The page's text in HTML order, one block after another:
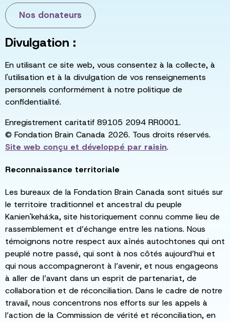
Nos donateurs
Divulgation :
En utilisant ce site web, vous consentez à la collecte, à
l'utilisation et à la divulgation de vos renseignements
personnels conformément à notre politique de
confidentialité.
Enregistrement caritatif 89105 2094 RR0001.
© Fondation Brain Canada 2026. Tous droits réservés.
Site web conçu et développé par raisin.
Reconnaissance territoriale
Les bureaux de la Fondation Brain Canada sont situés sur
le territoire traditionnel et ancestral du peuple
Kanien'kehá:ka, site historiquement connu comme lieu de
rassemblement et d’échange entre les nations. Nous
témoignons notre respect aux aînés autochtones qui ont
peuplé notre passé, qui sont à nos côtés aujourd’hui et
qui nous accompagneront à l’avenir, et nous engageons
à aller de l’avant dans un esprit de partenariat, de
collaboration et de réconciliation. Dans le cadre de notre
travail, nous concentrons nos efforts sur les appels à
l’action de la Commission de vérité et réconciliation, en